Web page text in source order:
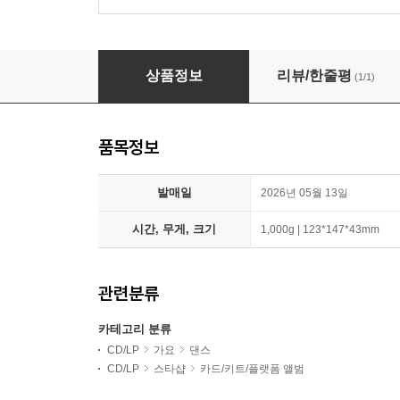
박진영 - 미니앨범 2집 : Said & Done [Memory
상품정보 리뷰/한줄평 (1/1)
품목정보
발매일 2026년 05월 13일
시간, 무게, 크기 1,000g | 123*147*43mm
관련분류
카테고리 분류
CD/LP 가요
댄스
CD/LP
스타샵 카드/키트/플랫폼 앨범